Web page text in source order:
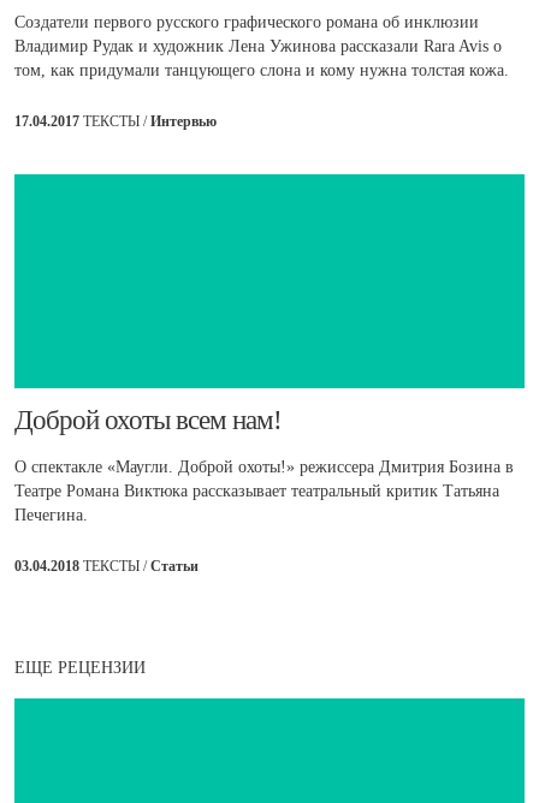
Создатели первого русского графического романа об инклюзии
Владимир Рудак и художник Лена Ужинова рассказали Rara Avis о
том, как придумали танцующего слона и кому нужна толстая кожа.
17.04.2017 ТЕКСТЫ /Интервью
​Доброй охоты всем нам!
О спектакле «Маугли. Доброй охоты!» режиссера Дмитрия Бозина в
Театре Романа Виктюка рассказывает театральный критик Татьяна
Печегина.
03.04.2018 ТЕКСТЫ /Статьи
ЕЩЕ РЕЦЕНЗИИ